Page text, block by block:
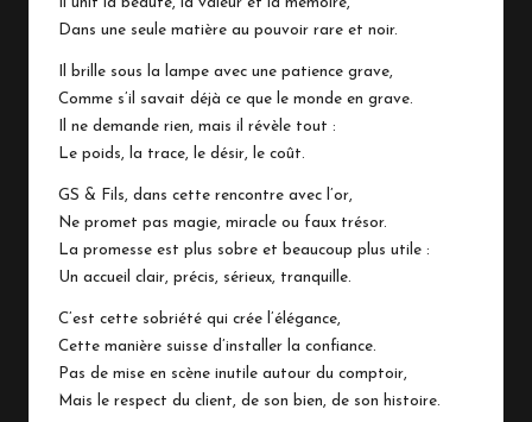
Dans une seule matière au pouvoir rare et noir.
Il brille sous la lampe avec une patience grave,
Comme s’il savait déjà ce que le monde en grave.
Il ne demande rien, mais il révèle tout :
Le poids, la trace, le désir, le coût.
GS & Fils, dans cette rencontre avec l’or,
Ne promet pas magie, miracle ou faux trésor.
La promesse est plus sobre et beaucoup plus utile :
Un accueil clair, précis, sérieux, tranquille.
C’est cette sobriété qui crée l’élégance,
Cette manière suisse d’installer la confiance.
Pas de mise en scène inutile autour du comptoir,
Mais le respect du client, de son bien, de son histoire.